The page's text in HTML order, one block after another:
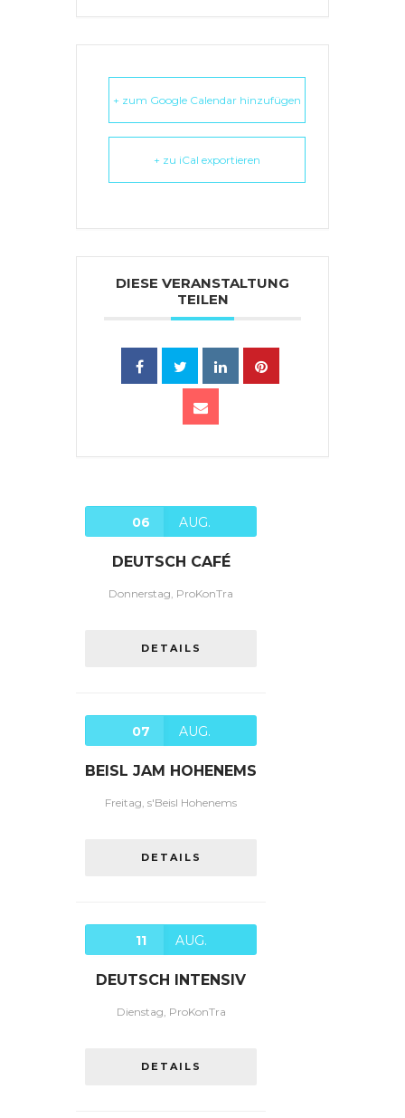
+ zum Google Calendar hinzufügen
+ zu iCal exportieren
DIESE VERANSTALTUNG
TEILEN
06 AUG.
DEUTSCH CAFÉ
Donnerstag, ProKonTra
DETAILS
07 AUG.
BEISL JAM HOHENEMS
Freitag, s'Beisl Hohenems
DETAILS
11 AUG.
DEUTSCH INTENSIV
Dienstag, ProKonTra
DETAILS